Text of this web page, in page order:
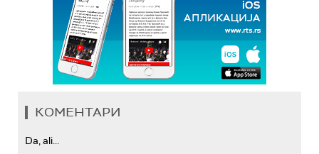
КОМЕНТАРИ
Da, ali...